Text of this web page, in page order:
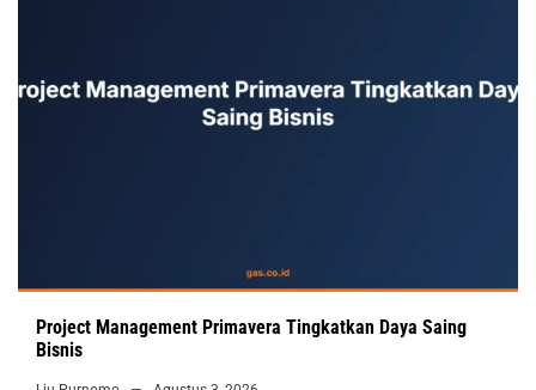
Project Management Primavera Tingkatkan Daya Saing
Bisnis